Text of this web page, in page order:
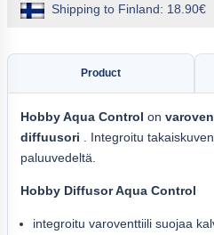
Shipping to Finland: 18.90€
Product
Hobby Aqua Control on
diffuusori . Integroitu
paluuvedeltä.
Hobby Diffusor Aqua Control
integroitu varoventtiili suojaa